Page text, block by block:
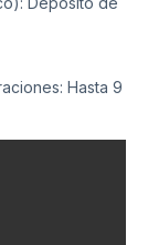
Hasta 9